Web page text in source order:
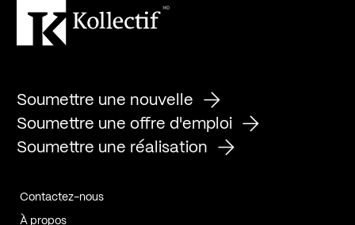
Soumettre une nouvelle
Soumettre une offre d'emploi
Soumettre une réalisation
Contactez-nous
À propos